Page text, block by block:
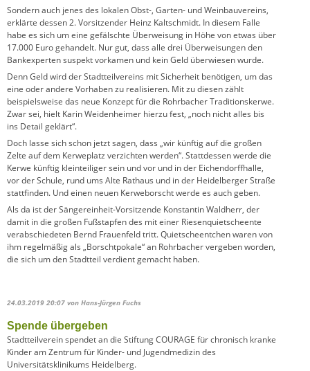
Sondern auch jenes des lokalen Obst-, Garten- und Weinbauvereins,
erklärte dessen 2. Vorsitzender Heinz Kaltschmidt. In diesem Falle
habe es sich um eine gefälschte Überweisung in Höhe von etwas über
17.000 Euro gehandelt. Nur gut, dass alle drei Überweisungen den
Bankexperten suspekt vorkamen und kein Geld überwiesen wurde.
Denn Geld wird der Stadtteilvereins mit Sicherheit benötigen, um das
eine oder andere Vorhaben zu realisieren. Mit zu diesen zählt
beispielsweise das neue Konzept für die Rohrbacher Traditionskerwe.
Zwar sei, hielt Karin Weidenheimer hierzu fest, „noch nicht alles bis
ins Detail geklärt“.
Doch lasse sich schon jetzt sagen, dass „wir künftig auf die großen
Zelte auf dem Kerweplatz verzichten werden“. Stattdessen werde die
Kerwe künftig kleinteiliger sein und vor und in der Eichendorffhalle,
vor der Schule, rund ums Alte Rathaus und in der Heidelberger Straße
stattfinden. Und einen neuen Kerweborscht werde es auch geben.
Als da ist der Sängereinheit-Vorsitzende Konstantin Waldherr, der
damit in die großen Fußstapfen des mit einer Riesenquietscheente
verabschiedeten Bernd Frauenfeld tritt. Quietscheentchen waren von
ihm regelmäßig als „Borschtpokale“ an Rohrbacher vergeben worden,
die sich um den Stadtteil verdient gemacht haben.
24.03.2019 20:07 von Hans-Jürgen Fuchs
Spende übergeben
Stadtteilverein spendet an die Stiftung COURAGE für chronisch kranke
Kinder am Zentrum für Kinder- und Jugendmedizin des
Universitätsklinikums Heidelberg.